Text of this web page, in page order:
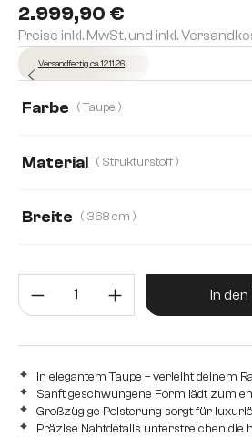
2.999,90 €
Preise inkl. MwSt. und inkl.
Versandfertig ca. 12.11.26
Farbe ( Taupe )
Material ( Strukturstoff )
Breite ( 368 cm )
ProduktIn
In elegantem Taupe – verleiht deinem
Sanft geschwungene Form lädt zum
Großzügige Polsterung sorgt für
Präzise Nahtdetails unterstreichen die